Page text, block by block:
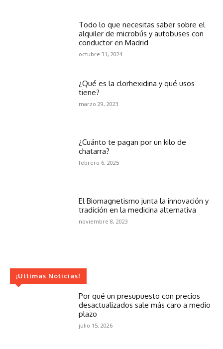
Todo lo que necesitas saber sobre el
alquiler de microbús y autobuses con
conductor en Madrid
octubre 31, 2024
¿Qué es la clorhexidina y qué usos
tiene?
marzo 29, 2023
¿Cuánto te pagan por un kilo de
chatarra?
febrero 6, 2025
El Biomagnetismo junta la innovación y
tradición en la medicina alternativa
noviembre 8, 2023
¡Ultimas Noticias!
Por qué un presupuesto con precios
desactualizados sale más caro a medio
plazo
julio 15, 2026